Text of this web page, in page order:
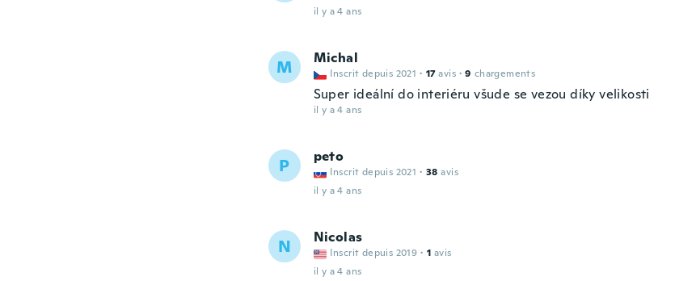
il y a 4 ans
M Michal
Inscrit depuis 2021 · 17 avis · 9 chargements
Super ideální do interiéru všude se vezou díky velikosti
il y a 4 ans
P peto
Inscrit depuis 2021 · 38 avis
il y a 4 ans
N Nicolas
Inscrit depuis 2019 · 1 avis
il y a 4 ans